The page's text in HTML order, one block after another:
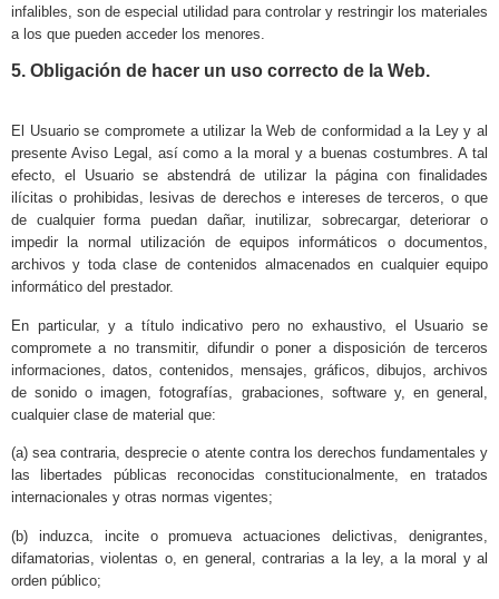
infalibles, son de especial utilidad para controlar y restringir los materiales
a los que pueden acceder los menores.
5. Obligación de hacer un uso correcto de la Web.
El Usuario se compromete a utilizar la Web de conformidad a la Ley y al
presente Aviso Legal, así como a la moral y a buenas costumbres. A tal
efecto, el Usuario se abstendrá de utilizar la página con finalidades
ilícitas o prohibidas, lesivas de derechos e intereses de terceros, o que
de cualquier forma puedan dañar, inutilizar, sobrecargar, deteriorar o
impedir la normal utilización de equipos informáticos o documentos,
archivos y toda clase de contenidos almacenados en cualquier equipo
informático del prestador.
En particular, y a título indicativo pero no exhaustivo, el Usuario se
compromete a no transmitir, difundir o poner a disposición de terceros
informaciones, datos, contenidos, mensajes, gráficos, dibujos, archivos
de sonido o imagen, fotografías, grabaciones, software y, en general,
cualquier clase de material que:
(a) sea contraria, desprecie o atente contra los derechos fundamentales y
las libertades públicas reconocidas constitucionalmente, en tratados
internacionales y otras normas vigentes;
(b) induzca, incite o promueva actuaciones delictivas, denigrantes,
difamatorias, violentas o, en general, contrarias a la ley, a la moral y al
orden público;